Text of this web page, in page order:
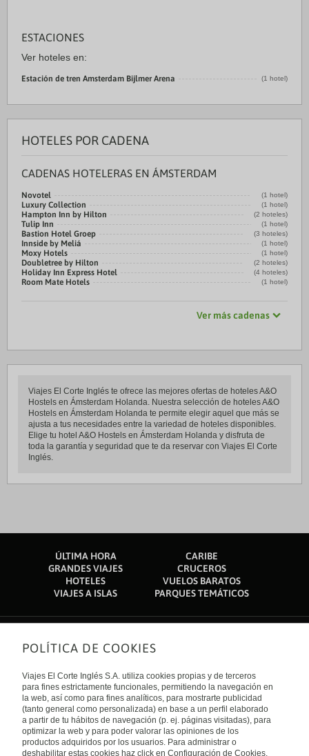
ESTACIONES
Ver hoteles en:
Estación de tren Amsterdam Bijlmer Arena (1 hotel)
HOTELES POR CADENA
CADENAS HOTELERAS EN ÁMSTERDAM
Novotel (1 hotel)
Luxury Collection (1 hotel)
Hampton Inn by Hilton (2 hoteles)
Tulip Inn (1 hotel)
Bastion Hotel Groep (3 hoteles)
Innside by Meliá (1 hotel)
Moxy Hotels (1 hotel)
Doubletree by Hilton (2 hoteles)
Holiday Inn Express Hotel (4 hoteles)
Room Mate Hotels (1 hotel)
Ver más cadenas
Viajes El Corte Inglés te ofrece las mejores ofertas de hoteles A&O
Hostels en Ámsterdam Holanda. Nuestra selección de hoteles A&O
Hostels en Ámsterdam Holanda te permite elegir aquel que más se
ajusta a tus necesidades entre la variedad de hoteles disponibles.
Elige tu hotel A&O Hostels en Ámsterdam Holanda y disfruta de
toda la garantía y seguridad que te da reservar con Viajes El Corte
Inglés.
ÚLTIMA HORA
CARIBE
GRANDES VIAJES
CRUCEROS
HOTELES
VUELOS BARATOS
VIAJES A ISLAS
PARQUES TEMÁTICOS
Sobre nosotros
Quiénes somos
Financiación
Sostenibilidad
Turismo accesible
Tarjeta El Corte Inglés
Trabaja con nosotros
El Corte Inglés
Canal Ético
Enlaces de interés
Guías de viaje
Catálogos
Auto check-in
Condiciones Generales
Internacional
España
POLÍTICA DE COOKIES
Viajes El Corte Inglés S.A. utiliza cookies propias y de terceros
para fines estrictamente funcionales, permitiendo la navegación en
la web, así como para fines analíticos, para mostrarte publicidad
(tanto general como personalizada) en base a un perfil elaborado
a partir de tu hábitos de navegación (p. ej. páginas visitadas), para
optimizar la web y para poder valorar las opiniones de los
productos adquiridos por los usuarios. Para administrar o
deshabilitar estas cookies haz click en Configuración de Cookies.